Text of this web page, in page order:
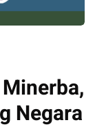
Negara